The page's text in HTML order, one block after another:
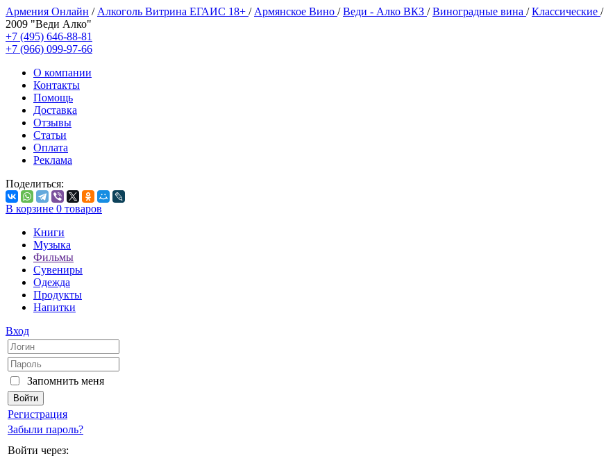
Армения Онлайн / Алкоголь Витрина ЕГАИС 18+ / Армянское Вино /Веди - Алко ВКЗ /Виноградные вина /Классические /
2009 "Веди Алко"
+7 (495) 646-88-81
+7 (966) 099-97-66
О компании
Контакты
Помощь
Доставка
Отзывы
Статьи
Оплата
Реклама
Поделиться:
В корзине 0 товаров
Книги
Музыка
Фильмы
Сувениры
Одежда
Продукты
Напитки
Вход
Запомнить меня
Регистрация
Забыли пароль?
Войти через: